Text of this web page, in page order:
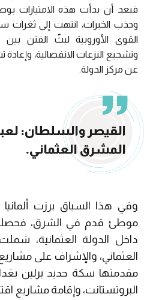
فبعد أن بدأت هذه الامتيازات
وجذب الخبرات، انتهت إلى ثغرات
القوى الأوروبية لبثّ الفتن بين
وتشجيع النزعات الانفصالية،
عن مركز الدولة.
القيصر والسلطان:
المشرق العثماني.
وفي هذا السياق برزت
موطئ قدم في الشرق،
داخل الدولة العثمانية،
العثماني، والإشراف على
مقدمتها سكة حديد برلين
البروتستانت، وإقامة مشاريع